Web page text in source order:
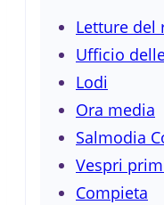
Letture del
Ufficio
Lodi
Ora media
Salmodia
Vespri
Compieta